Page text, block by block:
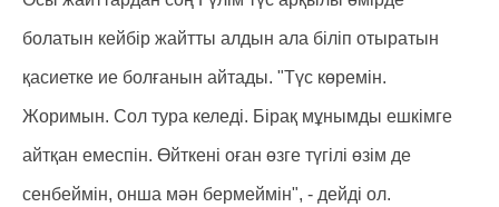
болатын кейбір жайтты алдын ала біліп отыратын
қасиетке ие болғанын айтады. "Түс көремін.
Жоримын. Сол тура келеді. Бірақ мұнымды ешкімге
айтқан емеспін. Өйткені оған өзге түгілі өзім де
сенбеймін, онша мән бермеймін", - дейді ол.